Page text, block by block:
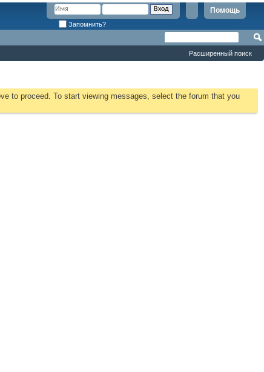
Помощь
Запомнить?
Расширенный поиск
to proceed. To start viewing messages, select the forum that you